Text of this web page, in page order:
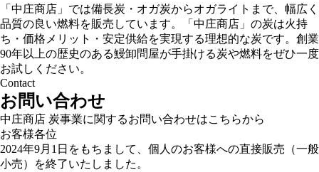
「中庄商店」では備長炭・オガ炭からオガライトまで、幅広く
品質の良い燃料を販売しています。「中庄商店」の炭は火持
ち・価格メリット・安定供給を実現する理想的な炭です。創業
90年以上の歴史のある鰻卸問屋が手掛ける炭や燃料をぜひ一度
お試しください。
Contact
お問い合わせ
中庄商店 炭事業に関するお問い合わせはこちらから
お客様各位
2024年9月1日をもちまして、個人のお客様への直接販売（一般
小売）を終了いたしました。